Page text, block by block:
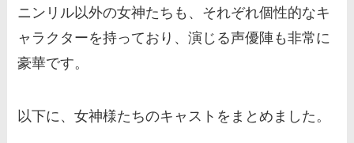
ニンリル以外の女神たちも、それぞれ個性的なキ
ャラクターを持っており、演じる声優陣も非常に
豪華です。
以下に、女神様たちのキャストをまとめました。